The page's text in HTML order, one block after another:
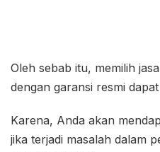
Oleh sebab itu, memilih
dengan garansi resmi
Karena, Anda akan
jika terjadi masalah dalam